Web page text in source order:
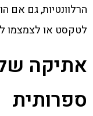
הרלוונטיות, גם אם
לטקסט או לצמצמו
אתיקה
ספרותית